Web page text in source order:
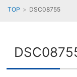
TOP DSC08755